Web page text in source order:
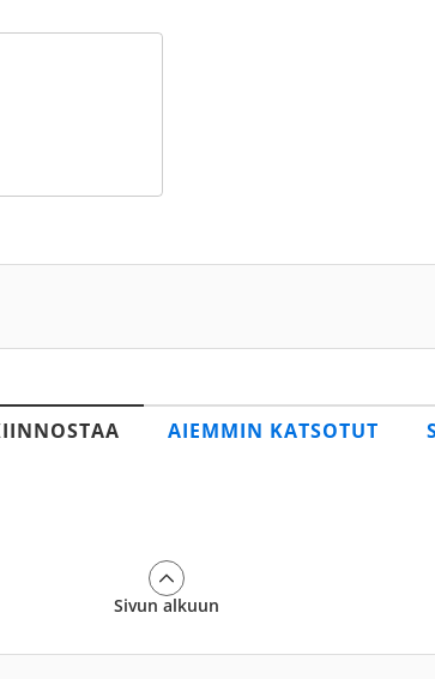
AIEMMIN KATSOTUT
Sivun alkuun